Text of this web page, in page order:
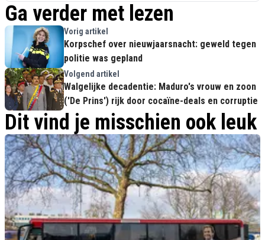
Ga verder met lezen
Vorig artikel
Korpschef over nieuwjaarsnacht: geweld tegen
politie was gepland
Volgend artikel
Walgelijke decadentie: Maduro's vrouw en zoon
('De Prins') rijk door cocaïne-deals en corruptie
Dit vind je misschien ook leuk